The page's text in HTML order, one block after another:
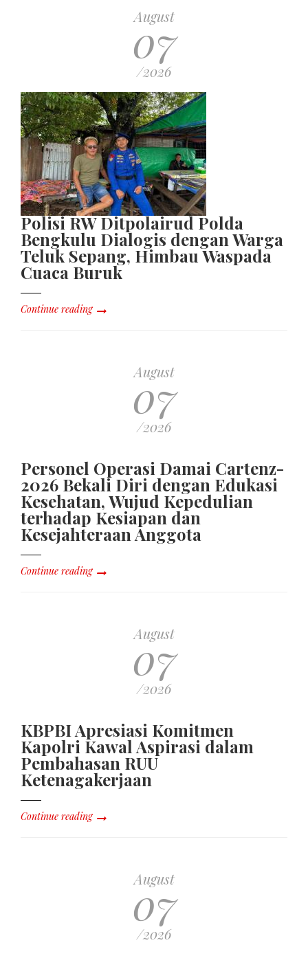
August
07
/2026
Polisi RW Ditpolairud Polda
Bengkulu Dialogis dengan Warga
Teluk Sepang, Himbau Waspada
Cuaca Buruk
Continue reading
August
07
/2026
Personel Operasi Damai Cartenz-
2026 Bekali Diri dengan Edukasi
Kesehatan, Wujud Kepedulian
terhadap Kesiapan dan
Kesejahteraan Anggota
Continue reading
August
07
/2026
KBPBI Apresiasi Komitmen
Kapolri Kawal Aspirasi dalam
Pembahasan RUU
Ketenagakerjaan
Continue reading
August
07
/2026